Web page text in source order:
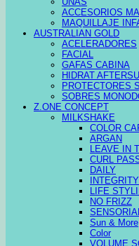
ACCESORIOS
MAQUILLAJE
AUSTRALIAN GOLD
ACELERADORES
FACIAL
GAFAS CABINA
HIDRAT
PROTECTORES
SOBRES
Z.ONE CONCEPT
MILKSHAKE
COLOR
ARGAN
LEAVE IN
CURL
DAILY
INTEGRITY
LIFE
NO FRIZZ
Sun & More
Color
VOLUME